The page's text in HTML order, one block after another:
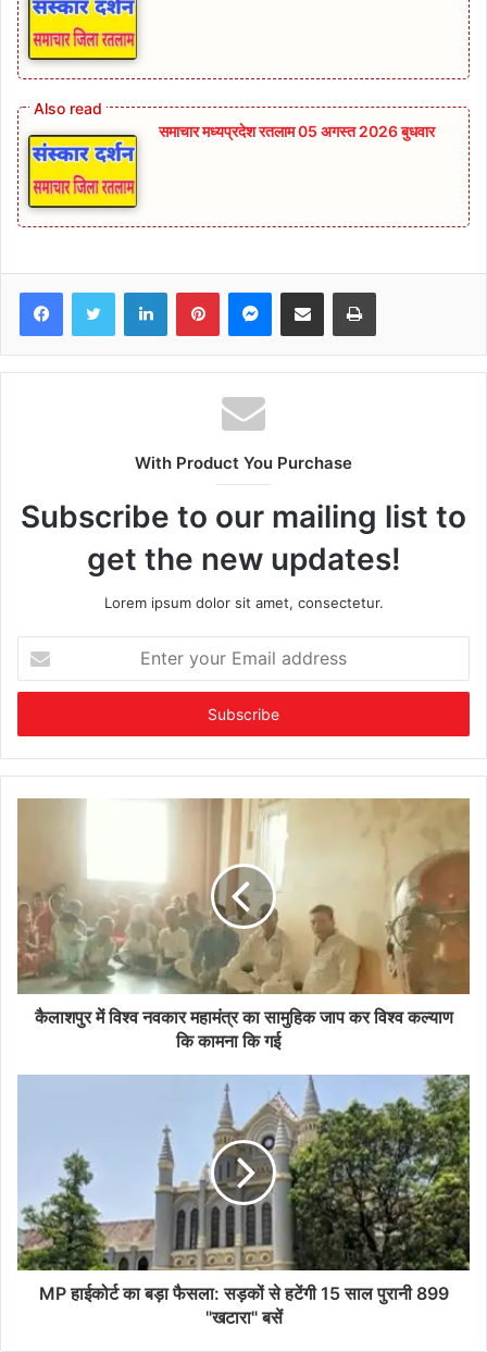
समाचार मध्यप्रदेश रतलाम 05 अगस्त 2026 बुधवार
FacebookTwitter LinkedInPinterestMessenger
Share via Email Print
With Product You Purchase
Subscribe to our mailing list to
get the new updates!
Lorem ipsum dolor sit amet, consectetur.
your
Email
कैलाशपुर में विश्व नवकार महामंत्र का सामुहिक जाप कर विश्व कल्याण
कि कामना कि गई
MP हाईकोर्ट का बड़ा फैसला: सड़कों से हटेंगी 15 साल पुरानी 899
"खटारा" बसें